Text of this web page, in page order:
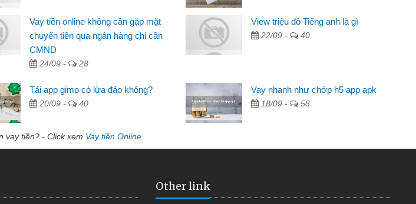
online
thiệu cho bạn
lúc cần vốn nhập
thiệu tôi đã giải
sinh viên nên cần đóng tiền nhà, sinh nhật bạn bè, mà đọc
thấy thủ tục nhanh gọn nên tôi quyết định vay
Lâm Minh Chánh
cần có 2 triệu để giải quyết việc riêng, trong 1-2 ngày tôi trả
được thôi. Cảm ơn đã giúp tôi kịp thời và nhanh chóng
Vay tiền online không cần gặp mặt
chuyển tiền qua ngân hàng chỉ cần
CMND
24/09 - 28
View triệu đô Tiếng anh là gì
22/09 - 40
Tải app gimo có lừa đảo không?
20/09 - 40
Vay nhanh như chớp h5 app apk
18/09 - 58
vay tiền? - Click xem Vay tiền Online
Other link